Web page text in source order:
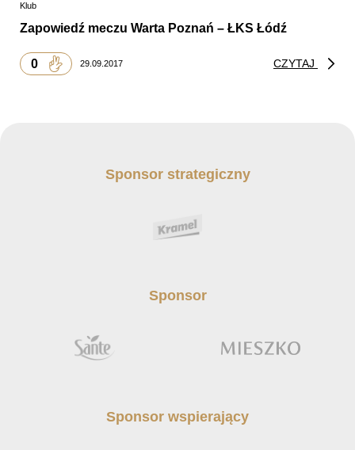
Klub
Zapowiedź meczu Warta Poznań – ŁKS Łódź
0 29.09.2017 CZYTAJ
Sponsor strategiczny
Sponsor
Sponsor wspierający